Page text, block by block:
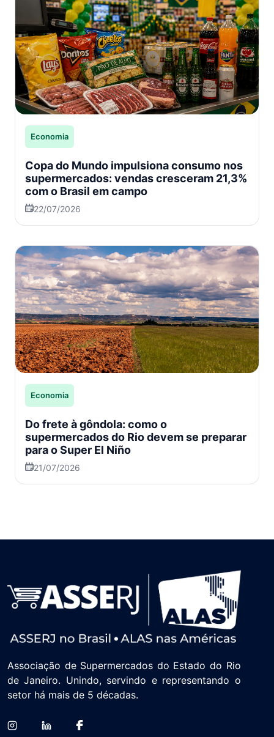
Economia
Copa do Mundo impulsiona consumo nos
supermercados: vendas cresceram 21,3%
com o Brasil em campo
22/07/2026
Economia
Do frete à gôndola: como o
supermercados do Rio devem se preparar
para o Super El Niño
21/07/2026
Associação de Supermercados do Estado do Rio
de Janeiro. Unindo, servindo e representando o
setor há mais de 5 décadas.